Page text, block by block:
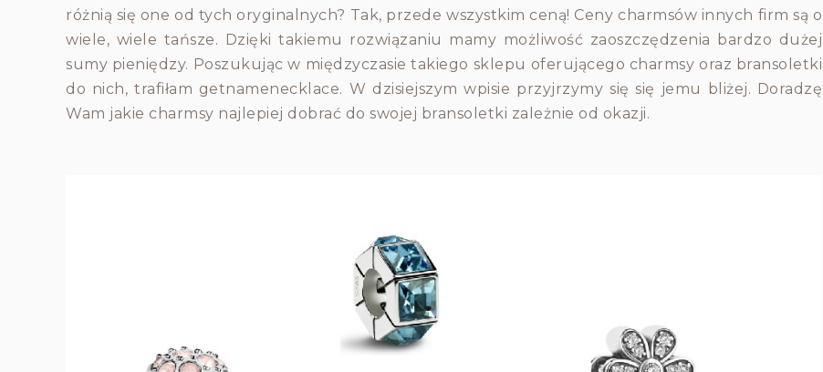
różnią się one od tych oryginalnych? Tak, przede wszystkim ceną! Ceny charmsów innych firm są o
wiele, wiele tańsze. Dzięki takiemu rozwiązaniu mamy możliwość zaoszczędzenia bardzo dużej
sumy pieniędzy. Poszukując w międzyczasie takiego sklepu oferującego charmsy oraz bransoletki
do nich, trafiłam getnamenecklace. W dzisiejszym wpisie przyjrzymy się się jemu bliżej. Doradzę
Wam jakie charmsy najlepiej dobrać do swojej bransoletki zależnie od okazji.